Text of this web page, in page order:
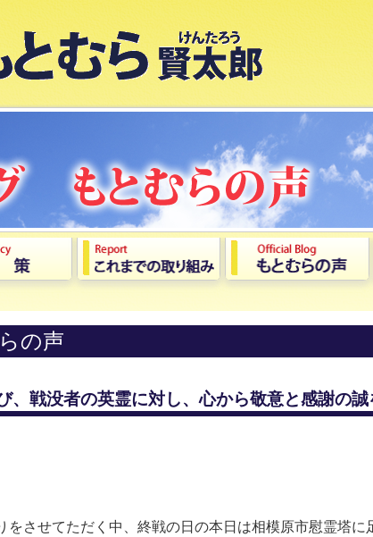
の声
、戦没者の英霊に対し、心から敬意と感謝の誠
をさせてただく中、終戦の日の本日は相模原市慰霊塔